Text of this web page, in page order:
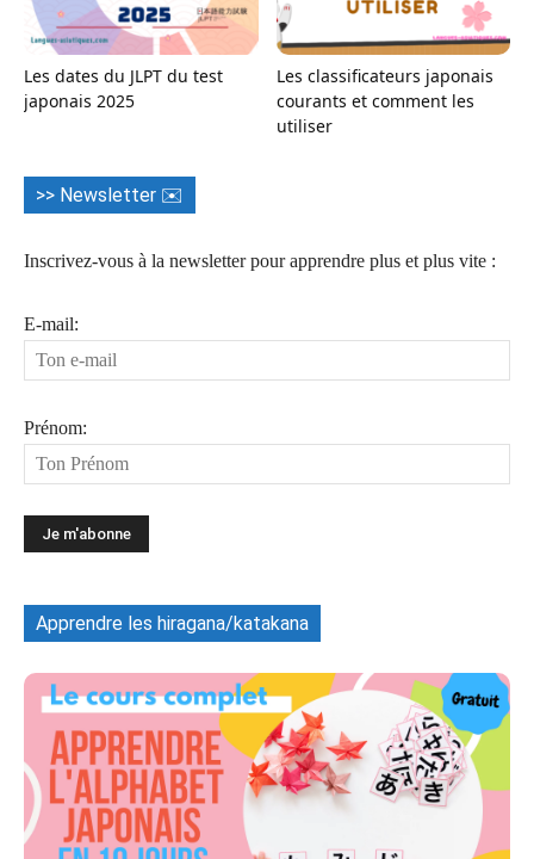
Les dates du JLPT du test
japonais 2025
Les classificateurs japonais
courants et comment les
utiliser
>> Newsletter ✉️
Inscrivez-vous à la newsletter pour apprendre plus et plus vite :
E-mail:
Prénom:
Apprendre les hiragana/katakana